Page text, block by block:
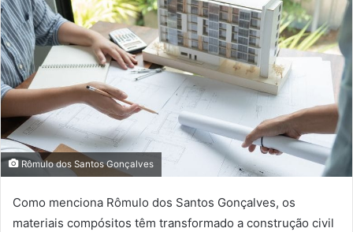
Rômulo dos Santos Gonçalves
Como menciona Rômulo dos Santos Gonçalves, os
materiais compósitos têm transformado a construção civil